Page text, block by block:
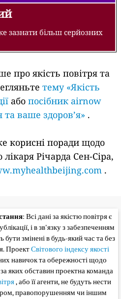
зазнати більш серйозних
про якість повітря та
тему «Якість
або посібник airnow
та ваше здоров’я» .
корисні поради щодо
лікаря Річарда Сен-Сіра,
.
: Всі дані за якістю повітря є
і в зв'язку з забезпеченням
змінені в будь-який час та без
ПроектСвітового індексу якості
навичок та обережності щодо
за яких обставин проектна команда
, або її агенти, не будуть нести
правопорушенням чи іншим